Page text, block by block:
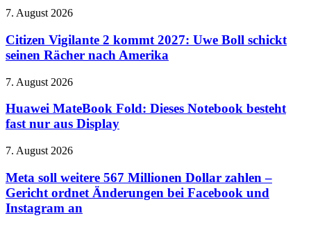
„Conan
Must
Go“
22.
Citizen
2
kommt
2027:
Boll
seinen
Rächer
Amerika
7. August 2026
Citizen Vigilante 2 kommt 2027: Uwe Boll schickt
seinen Rächer nach Amerika
Huawei
Fold:
Dieses
Notebook
fast
aus
Display
7. August 2026
Huawei MateBook Fold: Dieses Notebook besteht
fast nur aus Display
Meta
weitere
567
Millionen
Dollar
7. August 2026
Meta soll weitere 567 Millionen Dollar zahlen –
Gericht ordnet Änderungen bei Facebook und
Instagram an